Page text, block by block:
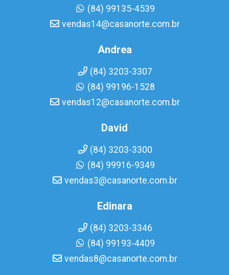
(84) 99135-4539
vendas14@casanorte.com.br
Andrea
(84) 3203-3307
(84) 99196-1528
vendas12@casanorte.com.br
David
(84) 3203-3300
(84) 99916-9349
vendas3@casanorte.com.br
Edinara
(84) 3203-3346
(84) 99193-4409
vendas8@casanorte.com.br